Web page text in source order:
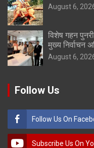
August 6,
विशेष गहन
मुख्य निर्वाचन
August 6,
Follow Us
Follow Us On
Subscribe Us On